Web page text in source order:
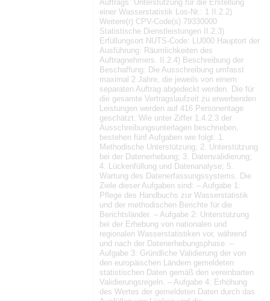
Auftrags: Unterstützung für die Erstellung
einer Wasserstatistik Los-Nr.: 1 II.2.2)
Weitere(r) CPV-Code(s) 79330000
Statistische Dienstleistungen II.2.3)
Erfüllungsort NUTS-Code: LU000 Hauptort der
Ausführung: Räumlichkeiten des
Auftragnehmers. II.2.4) Beschreibung der
Beschaffung: Die Ausschreibung umfasst
maximal 2 Jahre, die jeweils von einem
separaten Auftrag abgedeckt werden. Die für
die gesamte Vertragslaufzeit zu erwerbenden
Leistungen werden auf 416 Personentage
geschätzt. Wie unter Ziffer 1.4.2.3 der
Ausschreibungsunterlagen beschrieben,
bestehen fünf Aufgaben wie folgt: 1.
Methodische Unterstützung; 2. Unterstützung
bei der Datenerhebung; 3. Datenvalidierung;
4. Lückenfüllung und Datenanalyse; 5.
Wartung des Datenerfassungssystems. Die
Ziele dieser Aufgaben sind: – Aufgabe 1:
Pflege des Handbuchs zur Wasserstatistik
und der methodischen Berichte für die
Berichtsländer. – Aufgabe 2: Unterstützung
bei der Erhebung von nationalen und
regionalen Wasserstatistiken vor, während
und nach der Datenerhebungsphase. –
Aufgabe 3: Gründliche Validierung der von
den europäischen Ländern gemeldeten
statistischen Daten gemäß den vereinbarten
Validierungsregeln. – Aufgabe 4: Erhöhung
des Wertes der gemeldeten Daten durch das